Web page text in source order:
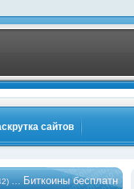
сайтов
Биткоины бесплатно - Жми!